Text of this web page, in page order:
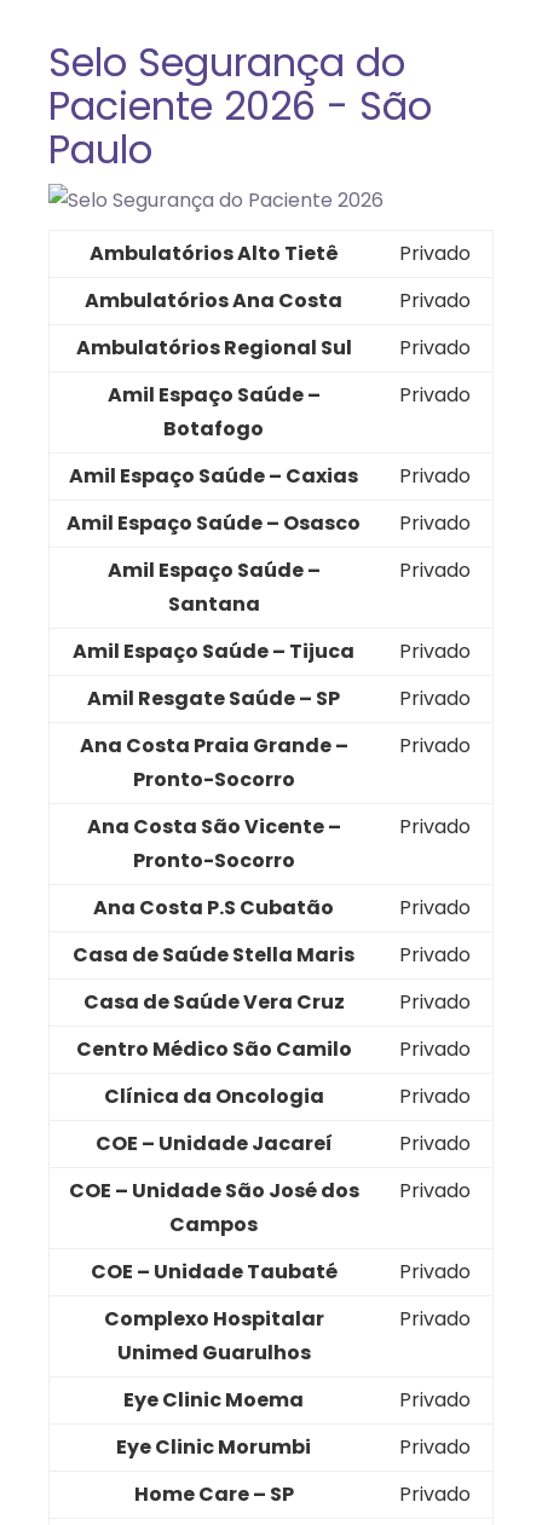
Selo Segurança do
Paciente 2026 - São
Paulo
Ambulatórios Alto Tietê
Privado
Ambulatórios Ana Costa
Privado
Ambulatórios Regional Sul
Privado
Amil Espaço Saúde –
Botafogo
Privado
Amil Espaço Saúde – Caxias
Privado
Amil Espaço Saúde – Osasco
Privado
Amil Espaço Saúde –
Santana
Privado
Amil Espaço Saúde – Tijuca
Privado
Amil Resgate Saúde – SP
Privado
Ana Costa Praia Grande –
Pronto-Socorro
Privado
Ana Costa São Vicente –
Pronto-Socorro
Privado
Ana Costa P.S Cubatão
Privado
Casa de Saúde Stella Maris
Privado
Casa de Saúde Vera Cruz
Privado
Centro Médico São Camilo
Privado
Clínica da Oncologia
Privado
COE – Unidade Jacareí
Privado
COE – Unidade São José dos
Campos
Privado
COE – Unidade Taubaté
Privado
Complexo Hospitalar
Unimed Guarulhos
Privado
Eye Clinic Moema
Privado
Eye Clinic Morumbi
Privado
Home Care – SP
Privado